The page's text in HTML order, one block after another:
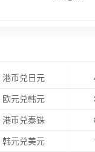
币兑日元
元兑韩元
币兑泰铢
韩元兑美元